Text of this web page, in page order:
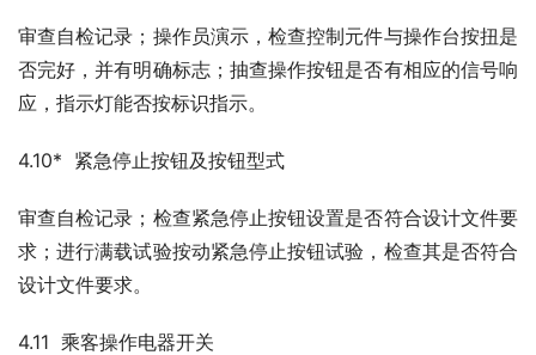
审查自检记录；操作员演示，检查控制元件与操作台按扭是
否完好，并有明确标志；抽查操作按钮是否有相应的信号响
应，指示灯能否按标识指示。
4.10*  紧急停止按钮及按钮型式
审查自检记录；检查紧急停止按钮设置是否符合设计文件要
求；进行满载试验按动紧急停止按钮试验，检查其是否符合
设计文件要求。
4.11  乘客操作电器开关